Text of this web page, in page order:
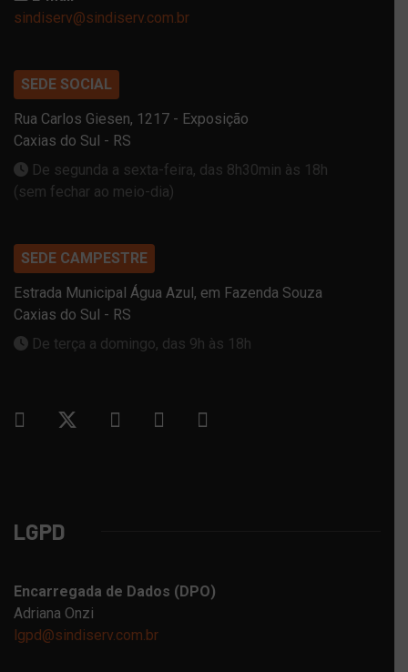
sindiserv@sindiserv.com.br
SEDE SOCIAL
Rua Carlos Giesen, 1217 - Exposição
Caxias do Sul - RS
De segunda a sexta-feira, das 8h30min às 18h
(sem fechar ao meio-dia)
SEDE CAMPESTRE
Estrada Municipal Água Azul, em Fazenda Souza
Caxias do Sul - RS
De terça a domingo, das 9h às 18h
LGPD
Encarregada de Dados (DPO)
Adriana Onzi
lgpd@sindiserv.com.br